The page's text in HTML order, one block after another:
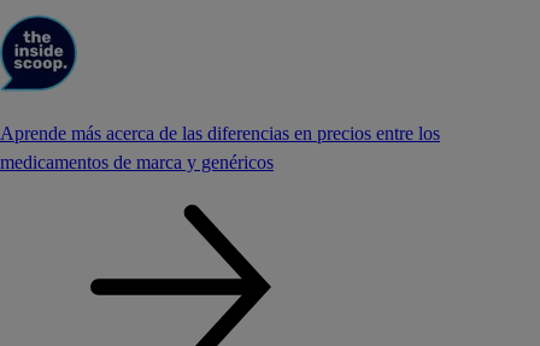
Aprende más acerca de las diferencias en precios entre los
medicamentos de marca y genéricos